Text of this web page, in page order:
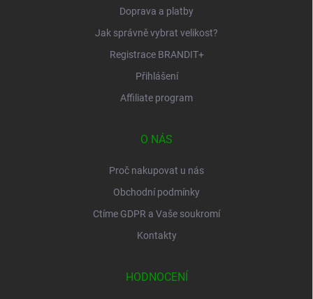
Doprava a platby
Jak správně vybrat velikost?
Registrace BRANDIT+
Přihlášení
Affiliate program
O NÁS
Proč nakupovat u nás
Obchodní podmínky
Ctíme GDPR a Vaše soukromí
Kontakty
HODNOCENÍ